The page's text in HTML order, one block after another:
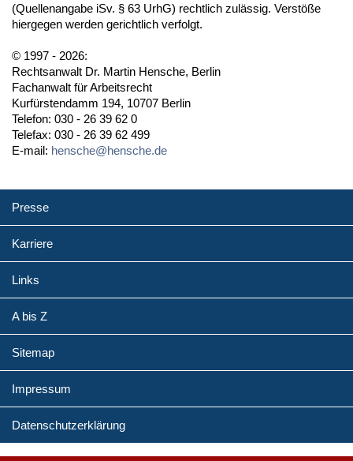
(Quellenangabe iSv. § 63 UrhG) rechtlich zulässig. Verstöße
hiergegen werden gerichtlich verfolgt.
© 1997 - 2026:
Rechtsanwalt Dr. Martin Hensche, Berlin
Fachanwalt für Arbeitsrecht
Kurfürstendamm 194, 10707 Berlin
Telefon: 030 - 26 39 62 0
Telefax: 030 - 26 39 62 499
E-mail: hensche@hensche.de
Presse
Karriere
Links
A bis Z
Sitemap
Impressum
Datenschutzerklärung